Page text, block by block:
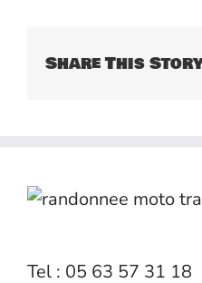
Share This
Tel : 05 63 57 31 18